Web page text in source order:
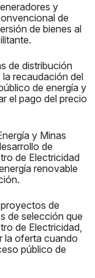
y
de
de bienes al
de distribución
recaudación del
de energía y
el pago del precio
y Minas
de
de Electricidad
renovable
de
de selección que
de Electricidad,
la oferta cuando
público de